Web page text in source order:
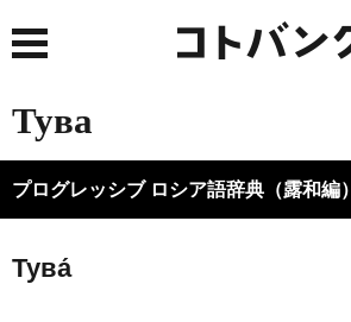
Тува
プログレッシブ ロシア語辞典（露和編）
Тува́